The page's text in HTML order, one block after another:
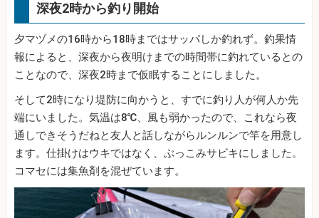
深夜2時から釣り開始
夕マヅメの16時から18時まではサッパしか釣れず。釣果情
報によると、深夜から夜明けまでの時間帯に釣れているとの
ことなので、深夜2時まで仮眠することにしました。
そして2時になり堤防に向かうと、すでに釣り人が何人か先
端にいました。気温は8℃、風も弱かったので、これなら夜
通しできそうだねと友人と話しながらルンルンで竿を用意し
ます。仕掛けはウキではなく、ぶっこみサビキにしました。
コマセには集魚剤を混ぜています。